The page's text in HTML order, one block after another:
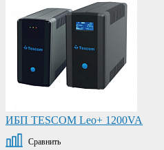
ИБП TESCOM Leo+ 1200VA
Сравнить